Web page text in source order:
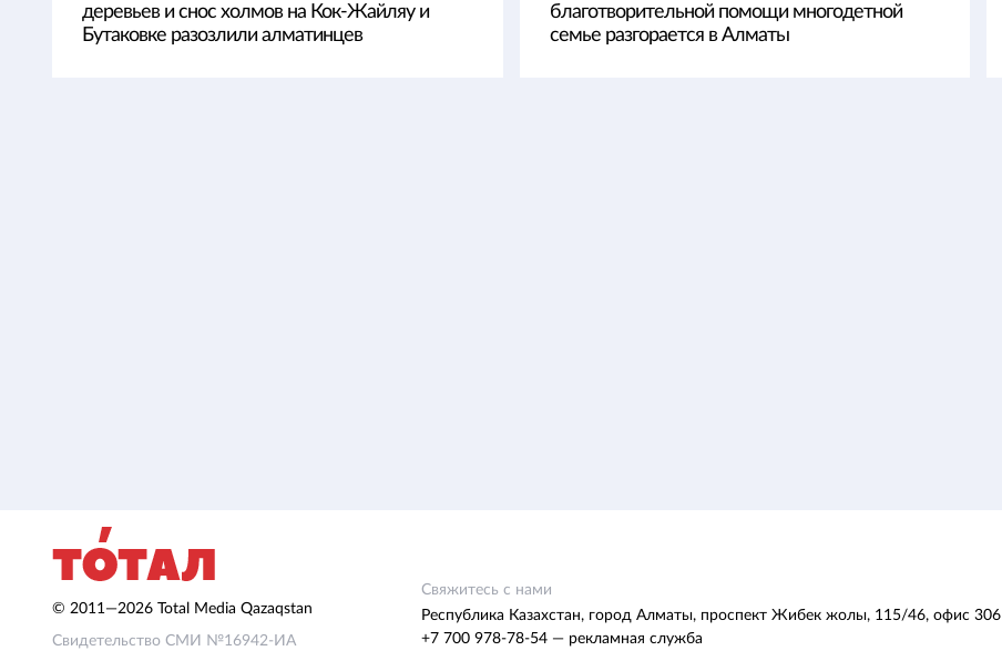
деревьев и снос холмов на Кок-Жайляу и
Бутаковке разозлили алматинцев
благотворительной помощи многодетной
семье разгорается в Алматы
© 2011—2026 Total Media Qazaqstan
Свидетельство СМИ №16942-ИА
Свяжитесь с нами
Республика Казахстан, город Алматы, проспект Жибек жолы, 115/46, офис 306
+7 700 978-78-54 — рекламная служба